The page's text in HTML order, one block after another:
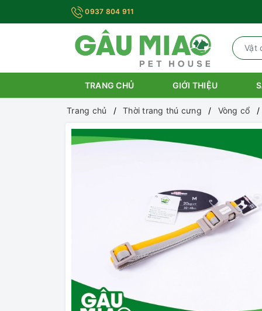
0937 804 911
TRANG CHỦ GIỚI THIỆU
Trang chủ Thời trang thú cưng Vòng cổ